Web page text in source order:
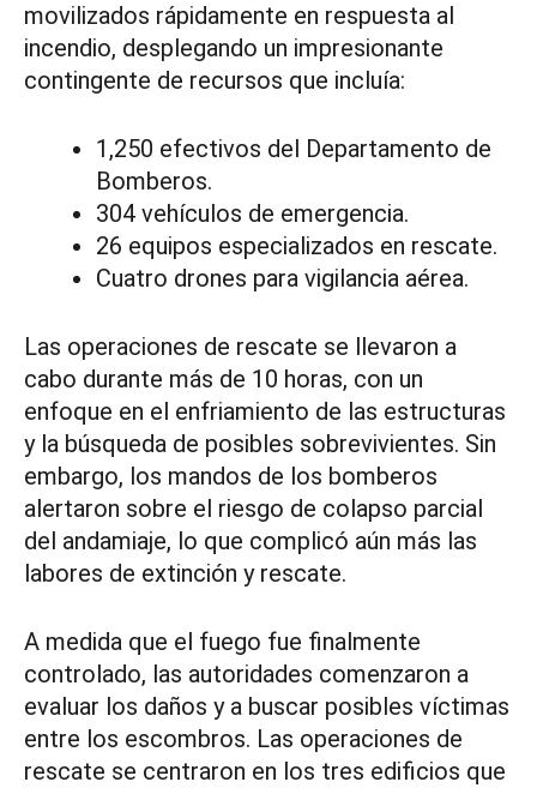
movilizados rápidamente en respuesta al
incendio, desplegando un impresionante
contingente de recursos que incluía:
1,250 efectivos del Departamento de
Bomberos.
304 vehículos de emergencia.
26 equipos especializados en rescate.
Cuatro drones para vigilancia aérea.
Las operaciones de rescate se llevaron a
cabo durante más de 10 horas, con un
enfoque en el enfriamiento de las estructuras
y la búsqueda de posibles sobrevivientes. Sin
embargo, los mandos de los bomberos
alertaron sobre el riesgo de colapso parcial
del andamiaje, lo que complicó aún más las
labores de extinción y rescate.
A medida que el fuego fue finalmente
controlado, las autoridades comenzaron a
evaluar los daños y a buscar posibles víctimas
entre los escombros. Las operaciones de
rescate se centraron en los tres edificios que